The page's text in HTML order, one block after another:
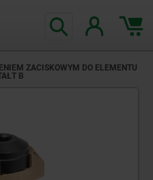
ZACISKOWYM DO ELEMENTU
B